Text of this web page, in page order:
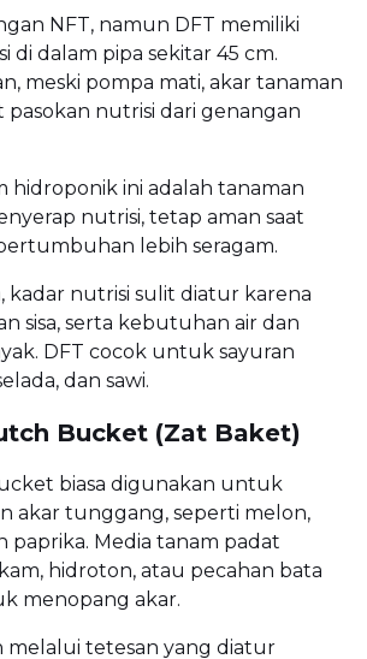
NFT, namun DFT memiliki
di dalam pipa sekitar 45 cm.
meski pompa mati, akar tanaman
nutrisi dari genangan
hidroponik ini adalah tanaman
nutrisi, tetap aman saat
lebih seragam.
kadar nutrisi sulit diatur karena
sisa, serta kebutuhan air dan
DFT cocok untuk sayuran
dan sawi.
Bucket (Zat Baket)
biasa digunakan untuk
akar tunggang, seperti melon,
paprika. Media tanam padat
hidroton, atau pecahan bata
menopang akar.
melalui tetesan yang diatur